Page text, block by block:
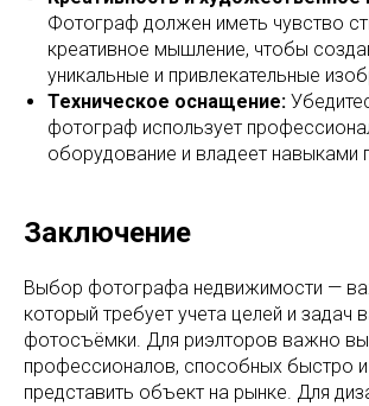
Фотограф должен иметь чувство
креативное мышление, чтобы
уникальные и привлекательные
Техническое оснащение:
фотограф использует
оборудование и владеет навыками
Заключение
Выбор фотографа недвижимости —
который требует учета целей и задач
фотосъёмки. Для риэлторов важно
профессионалов, способных быстро и
представить объект на рынке. Для